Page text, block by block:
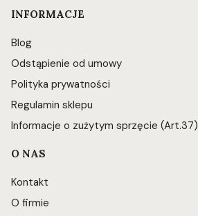
INFORMACJE
Blog
Odstąpienie od umowy
Polityka prywatności
Regulamin sklepu
Informacje o zużytym sprzęcie (Art.37)
O NAS
Kontakt
O firmie